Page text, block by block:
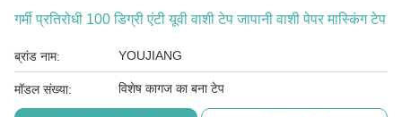
गर्मी प्रतिरोधी 100 डिग्री एंटी यूवी वाशी टेप जापानी वाशी पेपर मास्किंग टेप
ब्रांड नाम: YOUJIANG
मॉडल संख्या: विशेष कागज का बना टेप